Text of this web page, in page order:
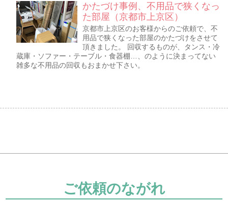
かたづけ事例、不用品で狭くなっ
た部屋（京都市上京区）
京都市上京区のお客様からのご依頼で、不
用品で狭くなった部屋のかたづけをさせて
頂きました。 回収するものが、タンス・冷
蔵庫・ソファー・テーブル・食器棚…、のように決まってない
雑多な不用品の回収もおまかせ下さい。
ご依頼のながれ